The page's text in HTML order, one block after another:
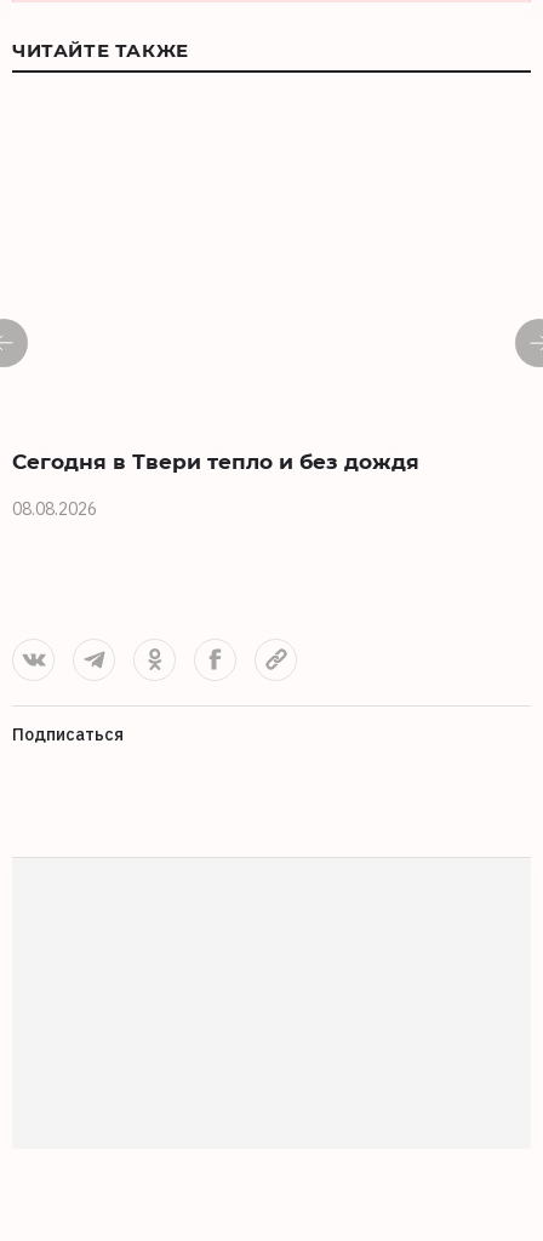
ЧИТАЙТЕ ТАКЖЕ
Сегодня в Твери тепло и без дождя
08.08.2026
Подписаться